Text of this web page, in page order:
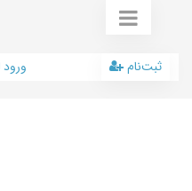
ورود ثبت‌نام